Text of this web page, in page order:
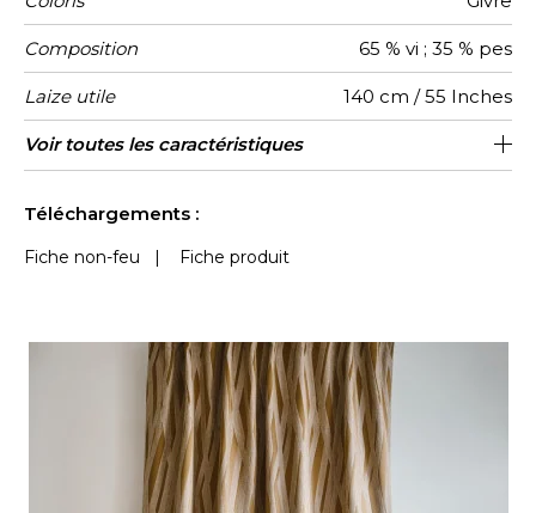
Composition 65 % vi ; 35 % pes
Laize utile 140 cm / 55 Inches
Raccord Raccord droit
Test
Martindale
30000
Usage
martindale
Siège à usage classique : 20.000 à
40.000 cycles (Martindale) et/ou 15,000
Wyzenbeek 20000
Sens De large
Poids g/m² 600
Usage
Entretien
Pays
d'origine
Belgique
Rapport
Horizontal
7 cm / 3 Inches
Rapport
Vertical
7 cm / 3 Inches
Voir toutes les caractéristiques
Téléchargements :
Fiche non-feu | Fiche produit